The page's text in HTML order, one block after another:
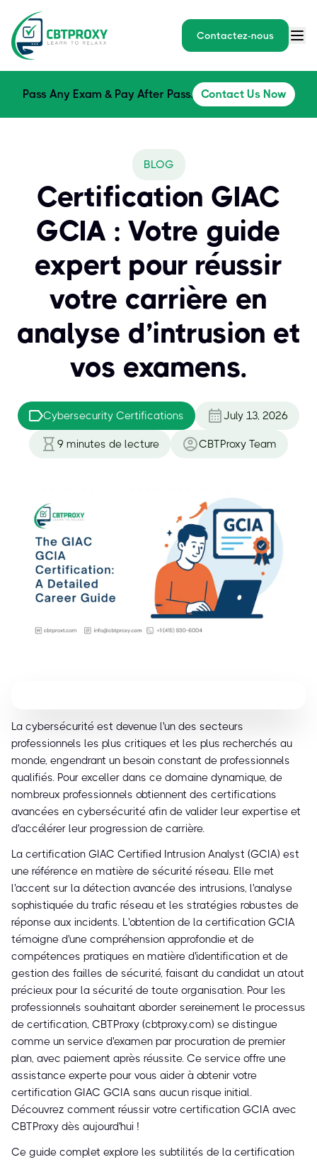
Contactez-nous
Pass Any Exam & Pay After Pass. Contact Us Now
BLOG
Certification GIAC
GCIA : Votre guide
expert pour réussir
votre carrière en
analyse d’intrusion et
vos examens.
Cybersecurity Certifications July 13, 2026
9 minutes de lecture CBTProxy Team
La cybersécurité est devenue l'un des secteurs
professionnels les plus critiques et les plus recherchés au
monde, engendrant un besoin constant de professionnels
qualifiés. Pour exceller dans ce domaine dynamique, de
nombreux professionnels obtiennent des certifications
avancées en cybersécurité afin de valider leur expertise et
d'accélérer leur progression de carrière.
La certification GIAC Certified Intrusion Analyst (GCIA) est
une référence en matière de sécurité réseau. Elle met
l'accent sur la détection avancée des intrusions, l'analyse
sophistiquée du trafic réseau et les stratégies robustes de
réponse aux incidents. L'obtention de la certification GCIA
témoigne d'une compréhension approfondie et de
compétences pratiques en matière d'identification et de
gestion des failles de sécurité, faisant du candidat un atout
précieux pour la sécurité de toute organisation. Pour les
professionnels souhaitant aborder sereinement le processus
de certification, CBTProxy (cbtproxy.com) se distingue
comme un service d'examen par procuration de premier
plan, avec paiement après réussite. Ce service offre une
assistance experte pour vous aider à obtenir votre
certification GIAC GCIA sans aucun risque initial.
Découvrez comment réussir votre certification GCIA avec
CBTProxy dès aujourd'hui !
Ce guide complet explore les subtilités de la certification